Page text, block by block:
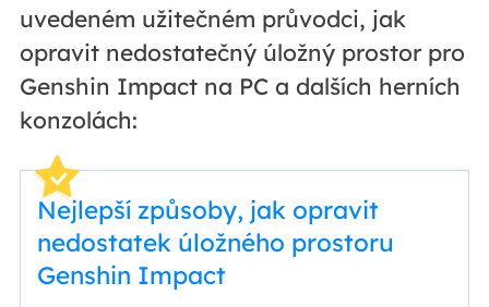
uvedeném užitečném průvodci, jak
opravit nedostatečný úložný prostor pro
Genshin Impact na PC a dalších herních
konzolách:
Nejlepší způsoby, jak opravit
nedostatek úložného prostoru
Genshin Impact